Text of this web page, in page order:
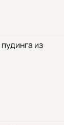
из